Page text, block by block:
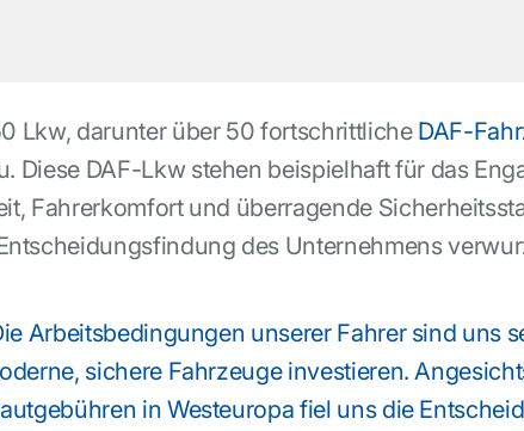
Lkw, darunter über 50 fortschrittliche DAF-
Diese DAF-Lkw stehen beispielhaft für das
Fahrerkomfort und überragende
des Unternehmens
Arbeitsbedingungen unserer Fahrer sind uns
sichere Fahrzeuge investieren.
in Westeuropa fiel uns die